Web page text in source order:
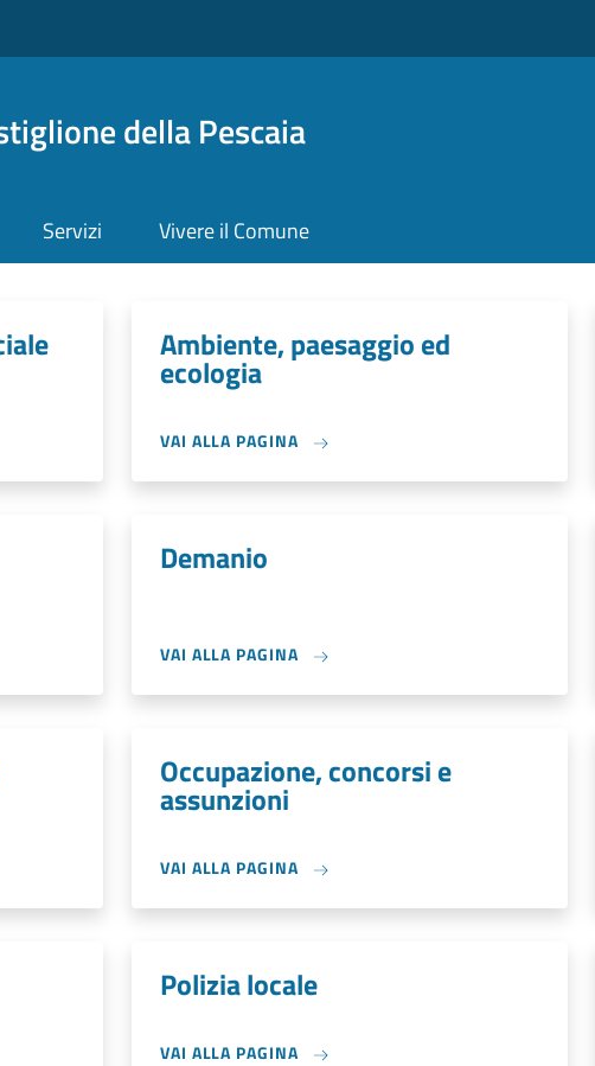
della Pescaia
Servizi Vivere il Comune
Ambiente, paesaggio ed
ecologia
VAI ALLA PAGINA
Demanio
VAI ALLA PAGINA
Occupazione, concorsi e
assunzioni
VAI ALLA PAGINA
Polizia locale
VAI ALLA PAGINA